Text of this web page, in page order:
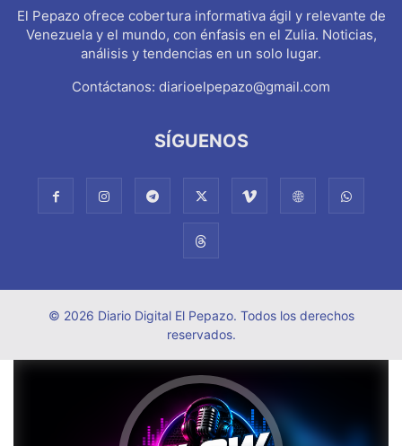
El Pepazo ofrece cobertura informativa ágil y relevante de
Venezuela y el mundo, con énfasis en el Zulia. Noticias,
análisis y tendencias en un solo lugar.
Contáctanos: diarioelpepazo@gmail.com
SÍGUENOS
© 2026 Diario Digital El Pepazo. Todos los derechos
reservados.